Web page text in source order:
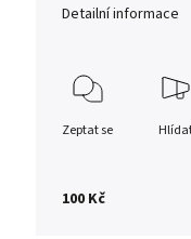
100 Kč
Detailní informace
Zeptat se